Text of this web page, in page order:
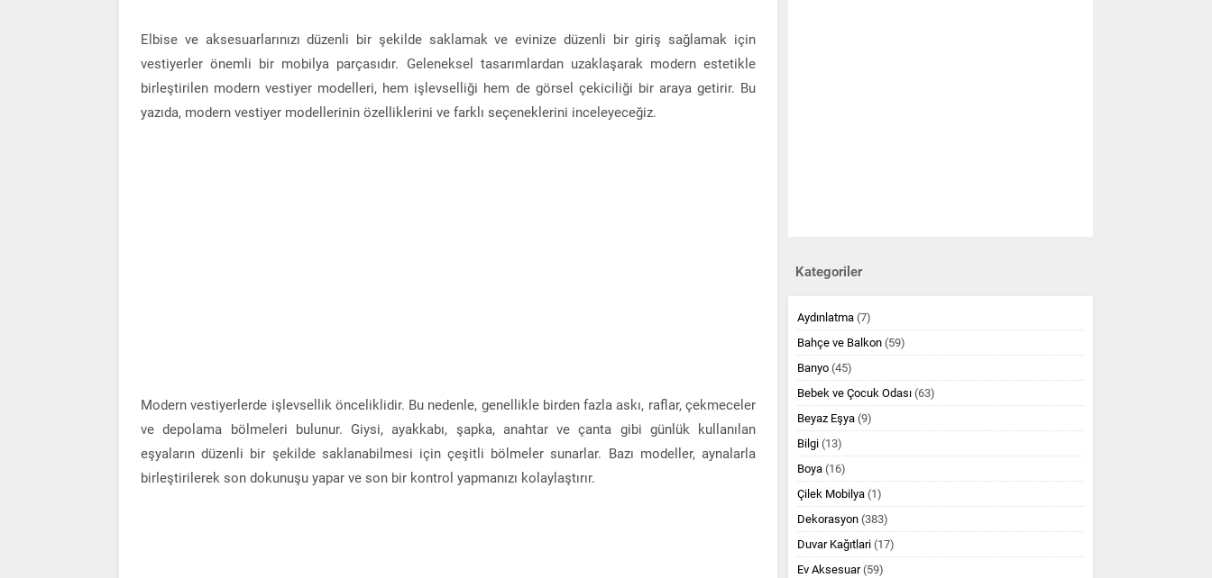
Elbise ve aksesuarlarınızı düzenli bir şekilde saklamak ve evinize düzenli bir giriş sağlamak için
vestiyerler önemli bir mobilya parçasıdır. Geleneksel tasarımlardan uzaklaşarak modern estetikle
birleştirilen modern vestiyer modelleri, hem işlevselliği hem de görsel çekiciliği bir araya getirir. Bu
yazıda, modern vestiyer modellerinin özelliklerini ve farklı seçeneklerini inceleyeceğiz.
Modern vestiyerlerde işlevsellik önceliklidir. Bu nedenle, genellikle birden fazla askı, raflar, çekmeceler
ve depolama bölmeleri bulunur. Giysi, ayakkabı, şapka, anahtar ve çanta gibi günlük kullanılan
eşyaların düzenli bir şekilde saklanabilmesi için çeşitli bölmeler sunarlar. Bazı modeller, aynalarla
birleştirilerek son dokunuşu yapar ve son bir kontrol yapmanızı kolaylaştırır.
Kategoriler
Aydınlatma (7)
Bahçe ve Balkon (59)
Banyo (45)
Bebek ve Çocuk Odası (63)
Beyaz Eşya (9)
Bilgi (13)
Boya (16)
Çilek Mobilya (1)
Dekorasyon (383)
Duvar Kağıtlari (17)
Ev Aksesuar(59)